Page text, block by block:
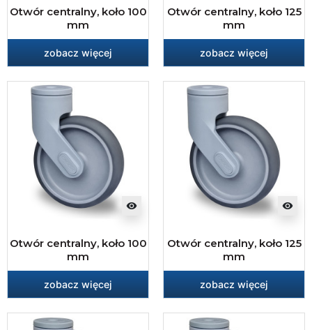
Otwór centralny, koło 100
mm
zobacz więcej
Otwór centralny, koło 125
mm
zobacz więcej
visibility
Otwór centralny, koło 100
mm
zobacz więcej
visibility
Otwór centralny, koło 125
mm
zobacz więcej